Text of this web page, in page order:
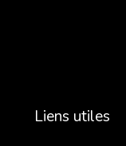
Liens utiles